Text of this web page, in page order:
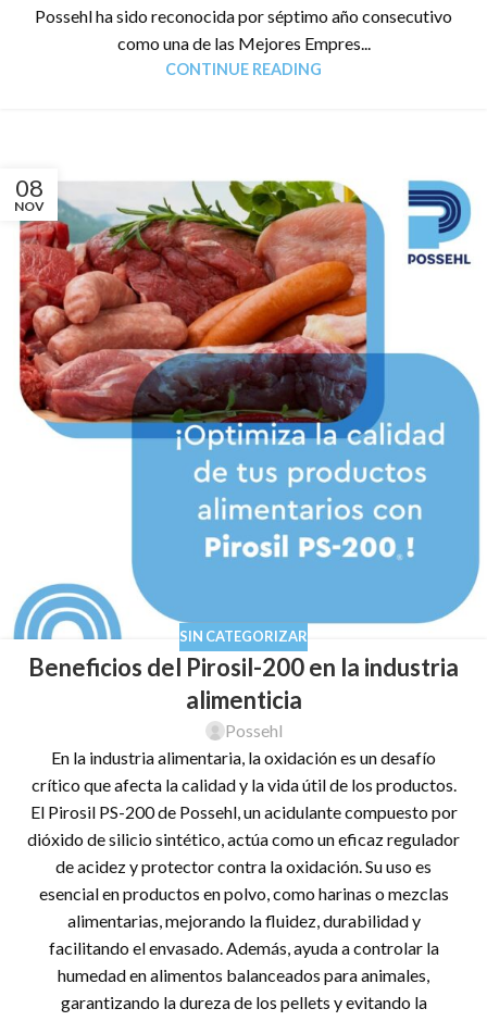
Possehl ha sido reconocida por séptimo año consecutivo
como una de las Mejores Empres...
CONTINUE READING
08
NOV
SIN CATEGORIZAR
Beneficios del Pirosil-200 en la industria
alimenticia
Possehl
En la industria alimentaria, la oxidación es un desafío
crítico que afecta la calidad y la vida útil de los productos.
El Pirosil PS-200 de Possehl, un acidulante compuesto por
dióxido de silicio sintético, actúa como un eficaz regulador
de acidez y protector contra la oxidación. Su uso es
esencial en productos en polvo, como harinas o mezclas
alimentarias, mejorando la fluidez, durabilidad y
facilitando el envasado. Además, ayuda a controlar la
humedad en alimentos balanceados para animales,
garantizando la dureza de los pellets y evitando la